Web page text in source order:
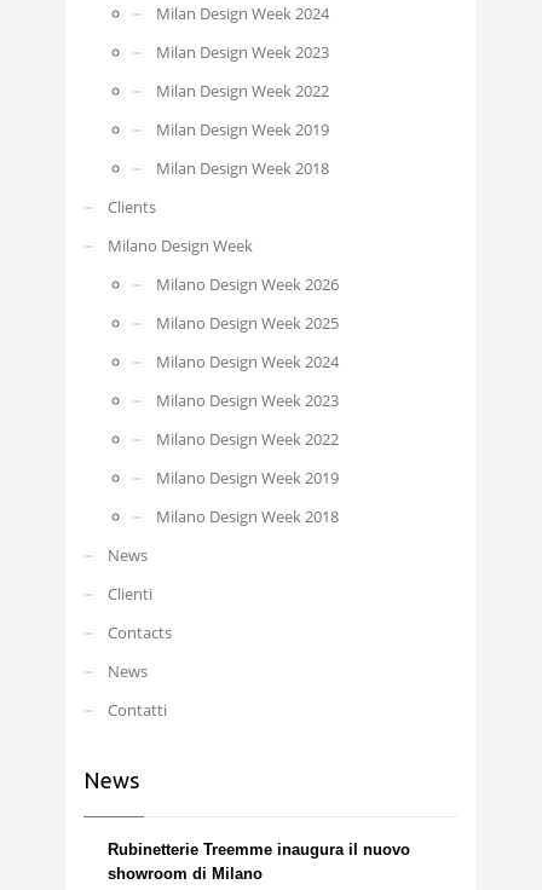
Milan Design Week 2024
Milan Design Week 2023
Milan Design Week 2022
Milan Design Week 2019
Milan Design Week 2018
Clients
Milano Design Week
Milano Design Week 2026
Milano Design Week 2025
Milano Design Week 2024
Milano Design Week 2023
Milano Design Week 2022
Milano Design Week 2019
Milano Design Week 2018
News
Clienti
Contacts
News
Contatti
News
Rubinetterie Treemme inaugura il nuovo
showroom di Milano